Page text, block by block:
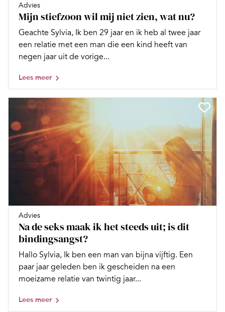
Advies
Mijn stiefzoon wil mij niet zien, wat nu?
Geachte Sylvia, Ik ben 29 jaar en ik heb al twee jaar
een relatie met een man die een kind heeft van
negen jaar uit de vorige...
Lees meer
Advies
Na de seks maak ik het steeds uit; is dit
bindingsangst?
Hallo Sylvia, Ik ben een man van bijna vijftig. Een
paar jaar geleden ben ik gescheiden na een
moeizame relatie van twintig jaar...
Lees meer